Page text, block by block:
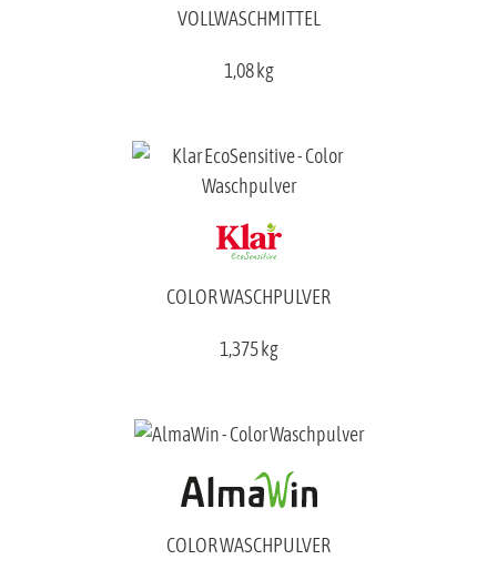
VOLLWASCHMITTEL
1,08 kg
COLOR WASCHPULVER
1,375 kg
COLOR WASCHPULVER